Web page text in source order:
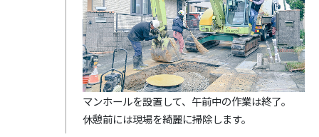
マンホールを設置して、午前中の作業は終了。
休憩前には現場を綺麗に掃除します。